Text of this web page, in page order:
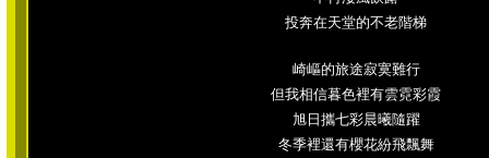
投奔在天堂的不老階梯
崎嶇的旅途寂寞難行
但我相信暮色裡有雲霓彩霞
旭日攜七彩晨曦隨躍
冬季裡還有櫻花紛飛飄舞